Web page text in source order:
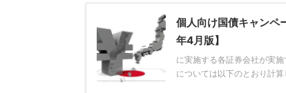
個人向け国債キャンペ
年4月版】
に実施する各証券会社が実
については以下のとおり計